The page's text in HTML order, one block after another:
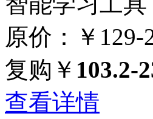
原价：￥129-
复购￥ 103.2-
查看详情